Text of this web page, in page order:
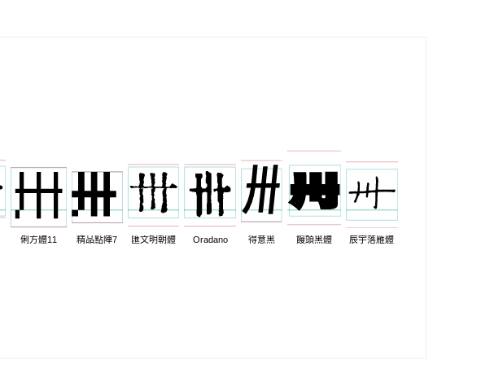
俐方體11 精品點陣7 匯文明朝體 Oradano 得意黑 饅頭黑體 辰宇落雁體